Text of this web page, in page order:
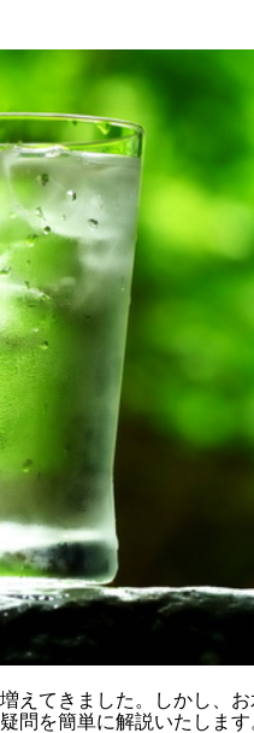
えてきました。しかし、
問を簡単に解説いたします